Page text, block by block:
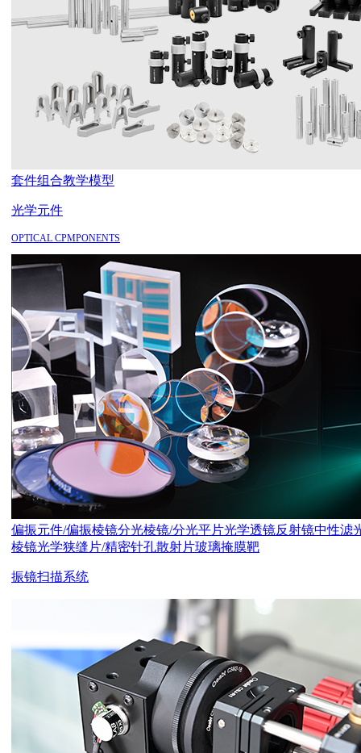
套件组合教学模型
光学元件
OPTICAL CPMPONENTS
偏振元件/偏振棱镜分光棱镜/分光平片光学透镜反射镜中性滤
棱镜光学狭缝片/精密针孔散射片玻璃掩膜靶
振镜扫描系统